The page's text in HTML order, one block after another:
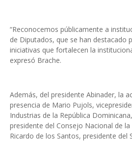
“Reconocemos públicamente a
de Diputados, que se han destacado
iniciativas que fortalecen la
expresó Brache.
Además, del presidente Abinader, la
presencia de Mario Pujols,
Industrias de la República
presidente del Consejo Nacional de la
Ricardo de los Santos, presidente del